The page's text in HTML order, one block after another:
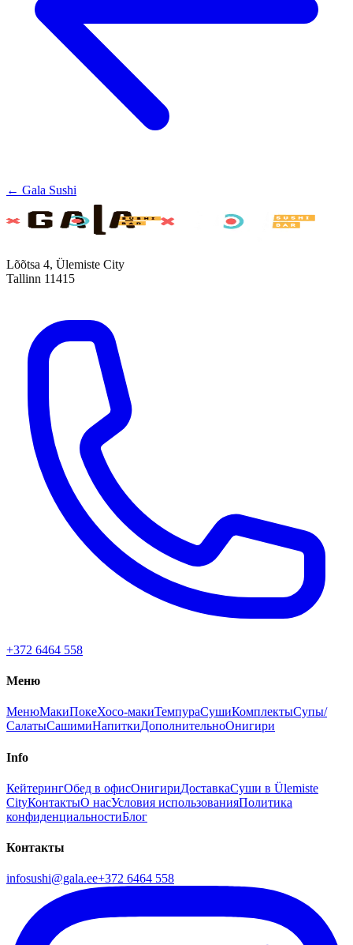
← Gala Sushi
Lõõtsa 4, Ülemiste City
Tallinn 11415
+372 6464 558
Меню
МенюМакиПокеХосо-макиТемпураСушиКомплектыСупы/
СалатыСашимиНапиткиДополнительноОнигири
Info
КейтерингОбед в офисОнигириДоставкаСуши в Ülemiste
CityКонтактыО насУсловия использованияПолитика
конфиденциальностиБлог
Контакты
infosushi@gala.ee+372 6464 558